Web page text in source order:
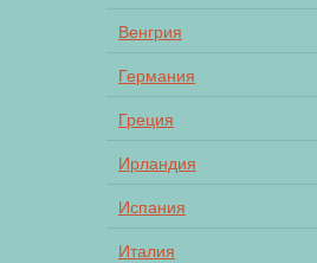
Венгрия
Германия
Греция
Ирландия
Испания
Италия